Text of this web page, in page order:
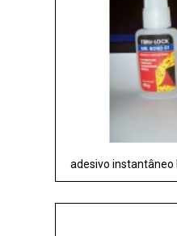
adesivo